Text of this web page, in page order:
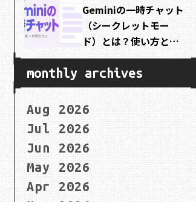
Geminiの一時チャット
（シークレットモー
ド）とは？使い方と注
意点を初心者向けに解
説
monthly archives
Aug 2026
Jul 2026
Jun 2026
May 2026
Apr 2026